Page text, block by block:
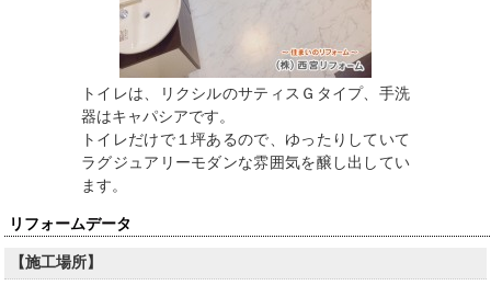
トイレは、リクシルのサティスＧタイプ、手洗
器はキャパシアです。
トイレだけで１坪あるので、ゆったりしていて
ラグジュアリーモダンな雰囲気を醸し出してい
ます。
リフォームデータ
【施工場所】